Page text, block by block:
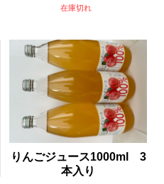
在庫切れ
りんごジュース1000ml 3
本入り